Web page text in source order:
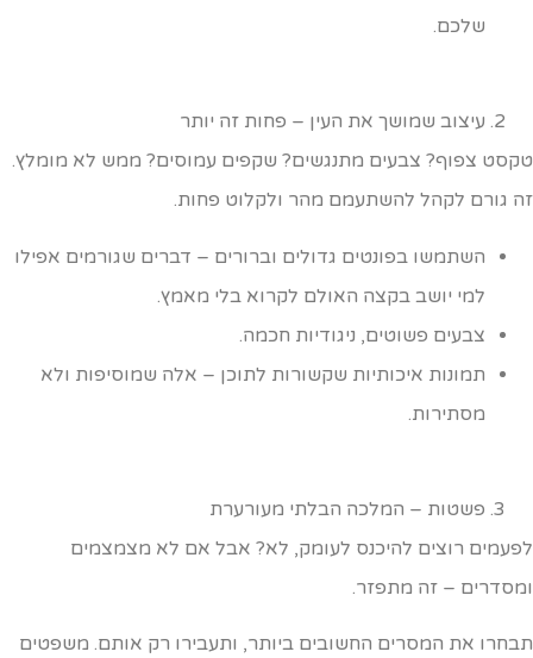
שלכם.
עיצוב שמושך את העין – פחות זה יותר
צפוף? צבעים מתנגשים? שקפים עמוסים? ממש לא מומלץ.
גורם לקהל להשתעמם מהר ולקלוט פחות.
השתמשו בפונטים גדולים וברורים – דברים שגורמים אפילו
למי יושב בקצה האולם לקרוא בלי מאמץ.
צבעים פשוטים, ניגודיות חכמה.
תמונות איכותיות שקשורות לתוכן – אלה שמוסיפות ולא
מסתירות.
פשטות – המלכה הבלתי מעורערת
רוצים להיכנס לעומק, לא? אבל אם לא מצמצמים
– זה מתפזר.
את המסרים החשובים ביותר, ותעבירו רק אותם. משפטים